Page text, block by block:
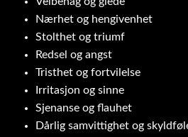
Nærhet og hengivenhet
Stolthet og triumf
Redsel og angst
Tristhet og fortvilelse
Irritasjon og sinne
Sjenanse og flauhet
Dårlig samvittighet og